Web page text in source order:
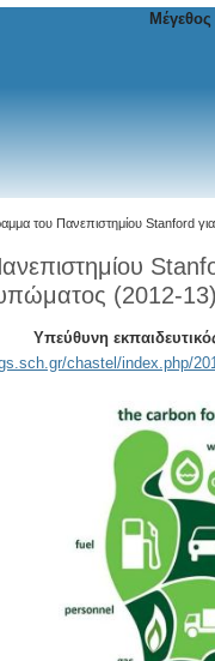
του Πανεπιστημίου Stanford
(2012-13)
Υπεύθυνη
chastel/index.php/